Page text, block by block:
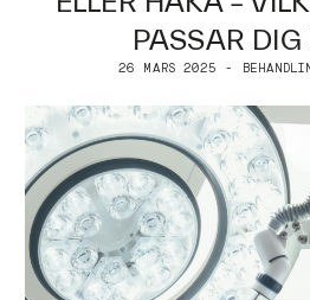
PASSAR
26 MARS 2025 -